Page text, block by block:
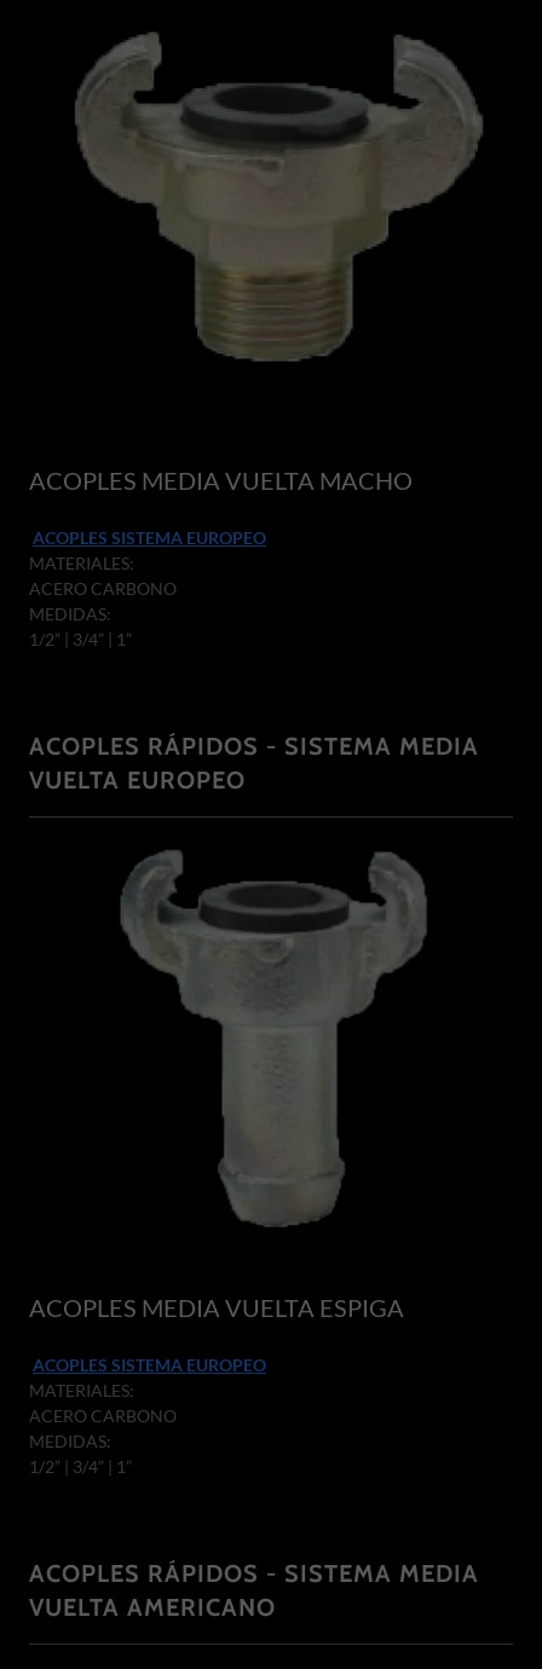
ACOPLES MEDIA VUELTA MACHO
ACOPLES SISTEMA EUROPEO
MATERIALES:
ACERO CARBONO
MEDIDAS:
1/2” | 3/4” | 1”
ACOPLES RÁPIDOS - SISTEMA MEDIA
VUELTA EUROPEO
ACOPLES MEDIA VUELTA ESPIGA
ACOPLES SISTEMA EUROPEO
MATERIALES:
ACERO CARBONO
MEDIDAS:
1/2” | 3/4” | 1”
ACOPLES RÁPIDOS - SISTEMA MEDIA
VUELTA AMERICANO